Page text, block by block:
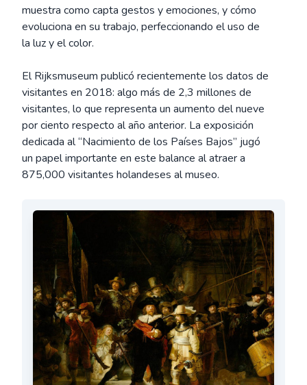
muestra como capta gestos y emociones, y cómo
evoluciona en su trabajo, perfeccionando el uso de
la luz y el color.
El Rijksmuseum publicó recientemente los datos de
visitantes en 2018: algo más de 2,3 millones de
visitantes, lo que representa un aumento del nueve
por ciento respecto al año anterior. La exposición
dedicada al “Nacimiento de los Países Bajos” jugó
un papel importante en este balance al atraer a
875,000 visitantes holandeses al museo.